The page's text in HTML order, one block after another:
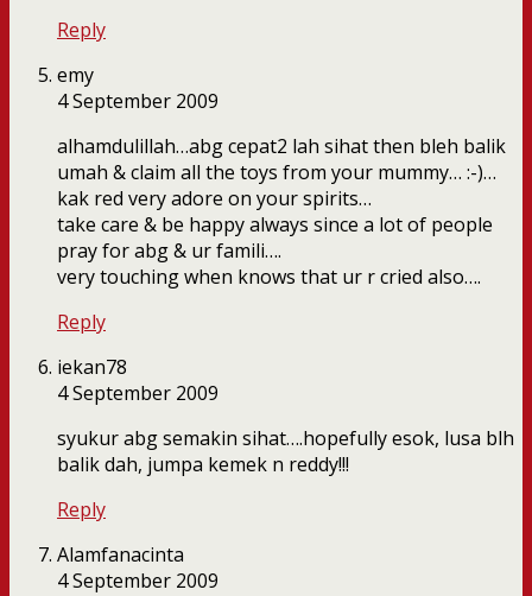
Reply
emy
4 September 2009
alhamdulillah…abg cepat2 lah sihat then bleh balik
umah & claim all the toys from your mummy… :-)…
kak red very adore on your spirits…
take care & be happy always since a lot of people
pray for abg & ur famili….
very touching when knows that ur r cried also….
Reply
iekan78
4 September 2009
syukur abg semakin sihat….hopefully esok, lusa blh
balik dah, jumpa kemek n reddy!!!
Reply
Alamfanacinta
4 September 2009